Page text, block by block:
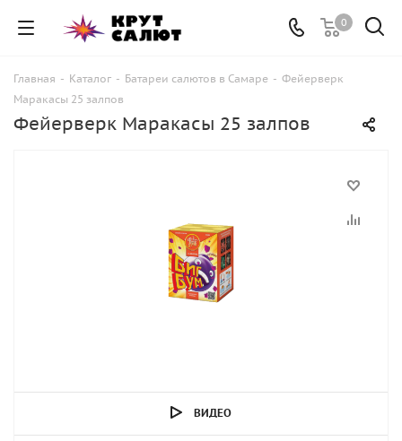
0
Главная - Каталог - Батареи салютов в Самаре - Фейерверк
Маракасы 25 залпов
Фейерверк Маракасы 25 залпов
ВИДЕО